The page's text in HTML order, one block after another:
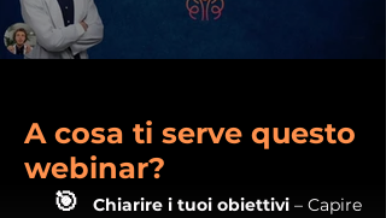
A cosa ti serve questo
webinar?
🎯 Chiarire i tuoi obiettivi – Capire